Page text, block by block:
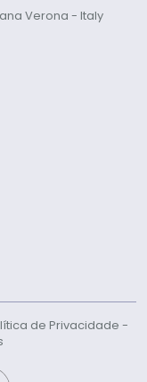
Verona - Italy
de Privacidade -